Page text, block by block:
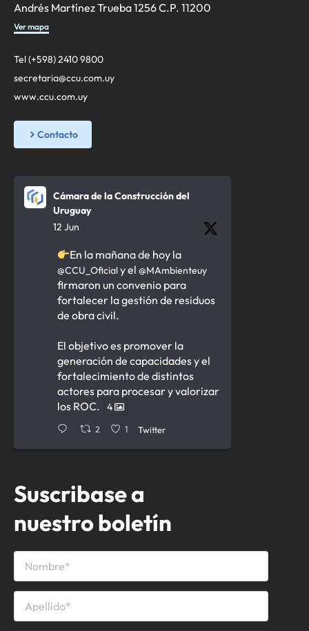
Andrés Martínez Trueba 1256 C.P. 11200
Ver mapa
Tel (+598) 2410 9800
secretaria@ccu.com.uy
www.ccu.com.uy
Contacto
Cámara de la Construcción del
Uruguay
12 Jun
En la mañana de hoy la
@CCU_Oficialy el @MAmbienteuy
firmaron un convenio para
fortalecer la gestión de residuos
de obra civil.
El objetivo es promover la
generación de capacidades y el
fortalecimiento de distintos
actores para procesar y valorizar
los ROC.
4
2 1 Twitter
Uruguay Retuiteado
Ministerio de Ambiente
12 Jun
Firmamos acuerdo para la
gestión de
civiles con la@CCU_Oficial.
capacidades para procesar y
Suscribase a
nuestro boletín